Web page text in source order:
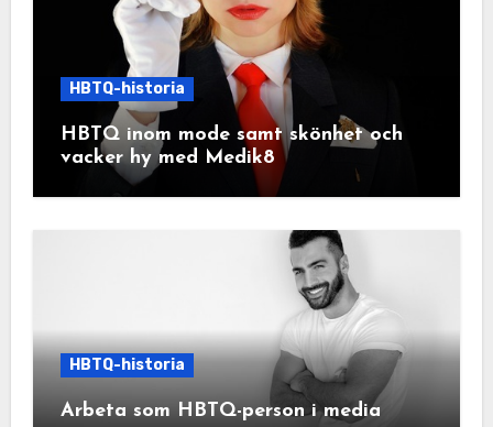
HBTQ-historia
HBTQ inom mode samt skönhet och
vacker hy med Medik8
HBTQ-historia
Arbeta som HBTQ-person i media